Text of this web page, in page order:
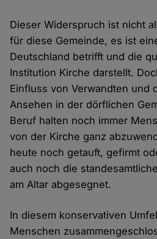
Dieser Widerspruch ist nicht
für diese Gemeinde, es ist
Deutschland betrifft und die
Institution Kirche darstellt.
Einfluss von Verwandten und
Ansehen in der dörflichen
Beruf halten noch immer
von der Kirche ganz
heute noch getauft, gefirmt
auch noch die
am Altar abgesegnet.
In diesem konservativen
Menschen